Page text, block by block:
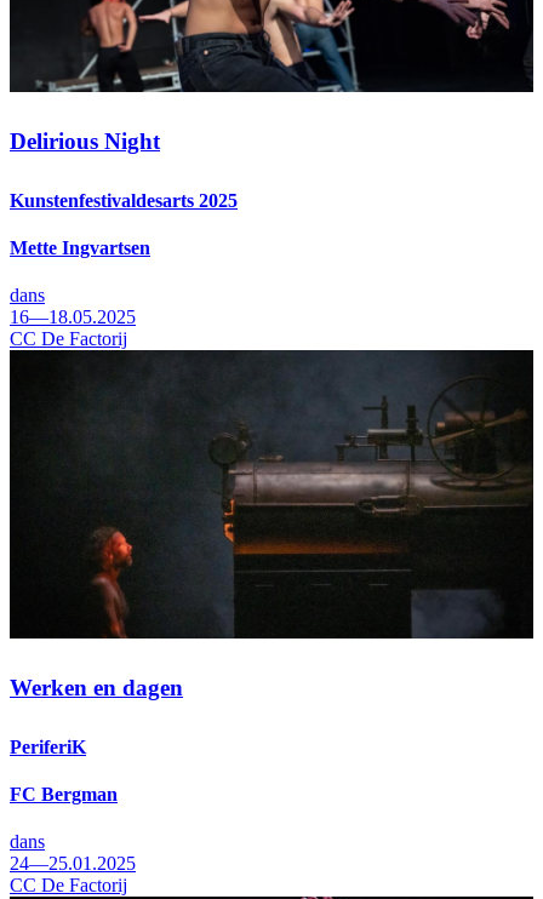
Delirious Night
Kunstenfestivaldesarts 2025
Mette Ingvartsen
dans
16—18.05.2025
CC De Factorij
Werken en dagen
PeriferiK
FC Bergman
dans
24—25.01.2025
CC De Factorij